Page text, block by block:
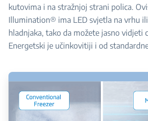
kutovima i na stražnjoj strani polica.
Illumination® ima LED svjetla na vrhu
hladnjaka, tako da možete jasno vidjeti
Energetski je učinkovitiji i od